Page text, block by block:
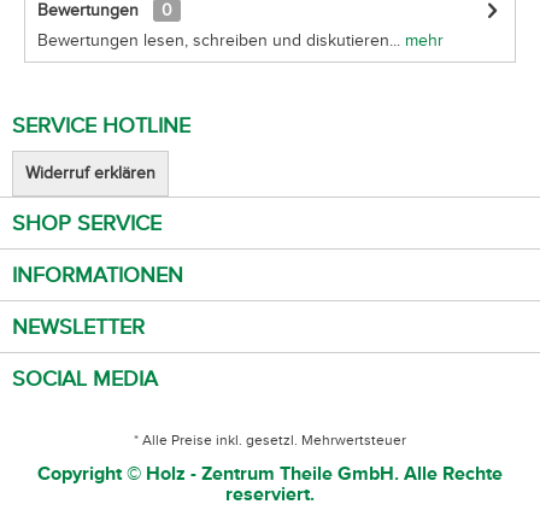
Bewertungen
0
Bewertungen lesen, schreiben und diskutieren... mehr
SERVICE HOTLINE
Widerruf erklären
SHOP SERVICE
INFORMATIONEN
NEWSLETTER
SOCIAL MEDIA
* Alle Preise inkl. gesetzl. Mehrwertsteuer
Copyright © Holz - Zentrum Theile GmbH. Alle Rechte
reserviert.